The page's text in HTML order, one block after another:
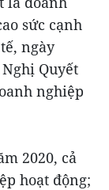
sức cạnh
ngày
Quyết
nghiệp
2020, cả
hoạt động;